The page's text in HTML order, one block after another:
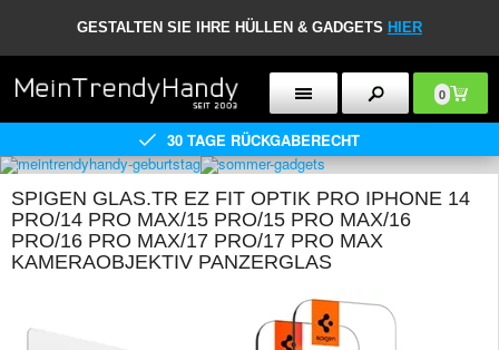
GESTALTEN SIE IHRE HÜLLEN & GADGETS HIER
0
30 TAGE RÜCKGABERECHT
SPIGEN GLAS.TR EZ FIT OPTIK PRO IPHONE 14
PRO/14 PRO MAX/15 PRO/15 PRO MAX/16
PRO/16 PRO MAX/17 PRO/17 PRO MAX
KAMERAOBJEKTIV PANZERGLAS